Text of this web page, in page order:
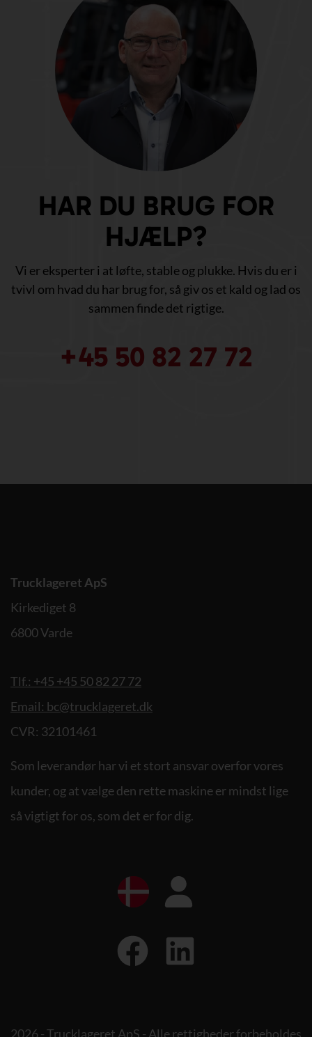
HAR DU BRUG FOR
HJÆLP?
Vi er eksperter i at løfte, stable og plukke. Hvis du er i
tvivl om hvad du har brug for, så giv os et kald og lad os
sammen finde det rigtige.
+45 50 82 27 72
Trucklageret ApS
Kirkediget 8
6800 Varde
Tlf.: +45 +45 50 82 27 72
Email: bc@trucklageret.dk
CVR: 32101461
Som leverandør har vi et stort ansvar overfor vores
kunder, og at vælge den rette maskine er mindst lige
så vigtigt for os, som det er for dig.
2026 - Trucklageret ApS - Alle rettigheder forbeholdes